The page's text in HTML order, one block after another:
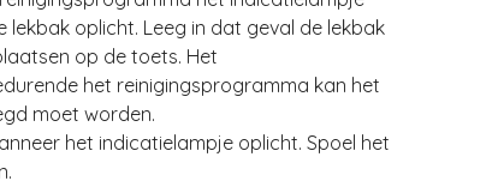
oplicht. Leeg in dat geval de lekbak
op de toets. Het
het reinigingsprogramma kan het
moet worden.
het indicatielampje oplicht. Spoel het